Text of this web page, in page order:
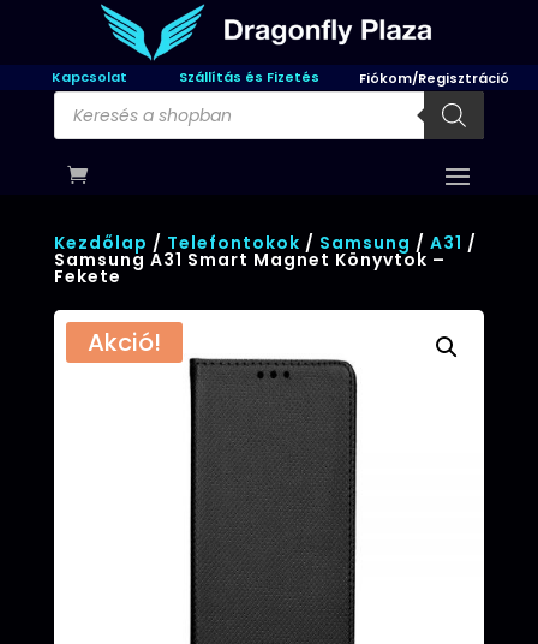
Kapcsolat Szállítás és Fizetés Fiókom/Regisztráció
Products
search
Kezdőlap / Telefontokok / Samsung / A31 /
Samsung A31 Smart Magnet Könyvtok –
Fekete
Akció!